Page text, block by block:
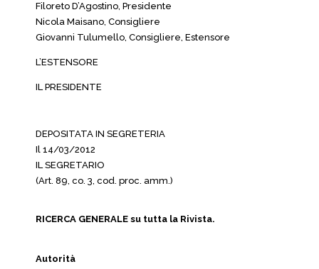
Filoreto D’Agostino, Presidente
Nicola Maisano, Consigliere
Giovanni Tulumello, Consigliere, Estensore
L’ESTENSORE
IL PRESIDENTE
DEPOSITATA IN SEGRETERIA
Il 14/03/2012
IL SEGRETARIO
(Art. 89, co. 3, cod. proc. amm.)
RICERCA GENERALE su tutta la Rivista.
Autorità